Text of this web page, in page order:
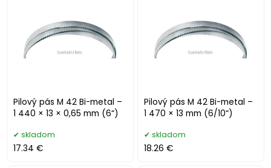
Pilový pás M 42 Bi-metal –
1 440 × 13 × 0,65 mm (6“)
skladom
17.34 €
Pilový pás M 42 Bi-metal –
1 470 × 13 mm (6/10“)
skladom
18.26 €